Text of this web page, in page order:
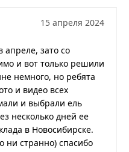
15 апреля 2024
апреле, зато со
и вот только решили
немного, но ребята
и видео всех
и выбрали ель
несколько дней ее
в Новосибирске.
ни странно) спасибо